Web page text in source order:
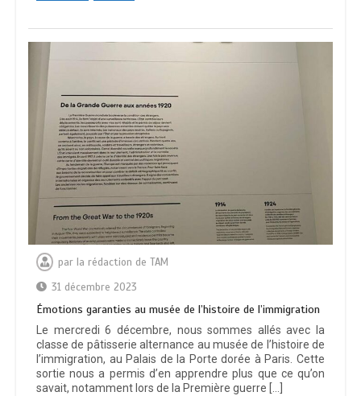
par la rédaction de TAM
31 décembre 2023
Émotions garanties au musée de l’histoire de l’immigration
Le mercredi 6 décembre, nous sommes allés avec la
classe de pâtisserie alternance au musée de l’histoire de
l’immigration, au Palais de la Porte dorée à Paris. Cette
sortie nous a permis d’en apprendre plus que ce qu’on
savait, notamment lors de la Première guerre […]